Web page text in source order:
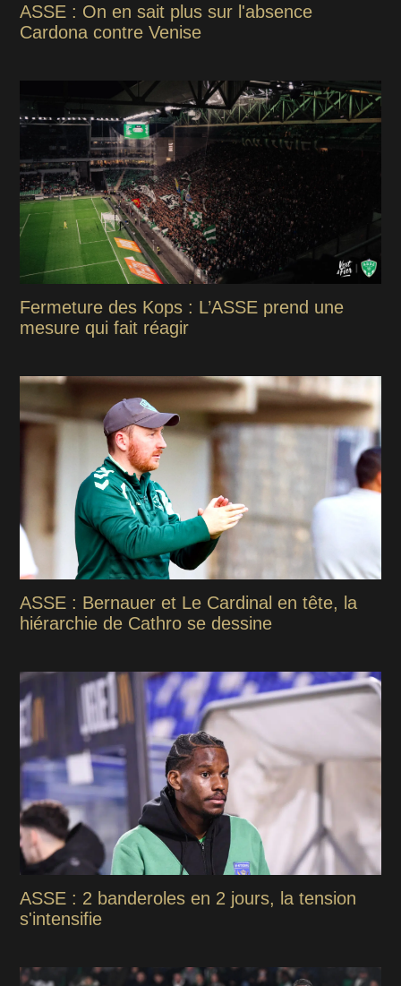
ASSE : On en sait plus sur l'absence
Cardona contre Venise
Fermeture des Kops : L’ASSE prend une
mesure qui fait réagir
ASSE : Bernauer et Le Cardinal en tête, la
hiérarchie de Cathro se dessine
ASSE : 2 banderoles en 2 jours, la tension
s'intensifie